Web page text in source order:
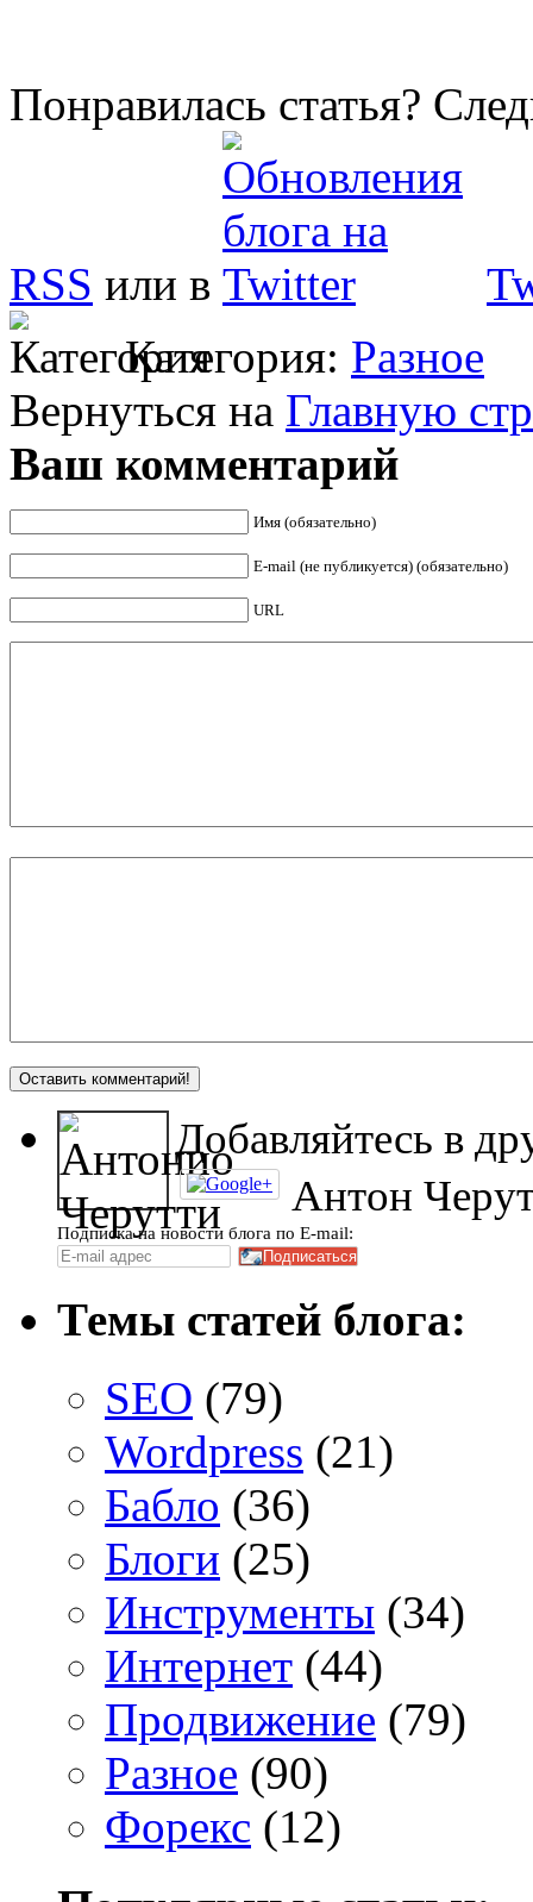
Понравилась статья?
RSS или в
Категория: Разное
Вернуться на Главную
Ваш комментарий
Имя (обязательно)
E-mail (не публикуется) (обязательно)
URL
Добавляйтесь в
Антон
Подписка на новости блога по E-mail:
Темы статей блога:
SEO (79)
Wordpress (21)
Бабло (36)
Блоги (25)
Инструменты (34)
Интернет (44)
Продвижение (79)
Разное (90)
Форекс (12)